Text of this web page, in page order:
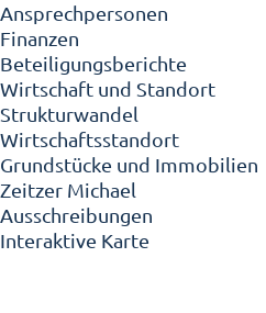
Ansprechpersonen
Finanzen
Beteiligungsberichte
Wirtschaft und Standort
Strukturwandel
Wirtschaftsstandort
Grundstücke und Immobilien
Zeitzer Michael
Ausschreibungen
Interaktive Karte